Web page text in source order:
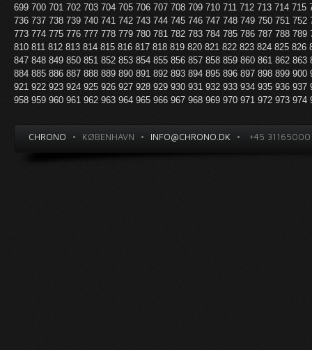
699 700 701 702 703 704 705 706 707 708 709 710 711 712 713 714 715
736 737 738 739 740 741 742 743 744 745 746 747 748 749 750 751 752
773 774 775 776 777 778 779 780 781 782 783 784 785 786 787 788 789
810 811 812 813 814 815 816 817 818 819 820 821 822 823 824 825 826
847 848 849 850 851 852 853 854 855 856 857 858 859 860 861 862 863
884 885 886 887 888 889 890 891 892 893 894 895 896 897 898 899 900
921 922 923 924 925 926 927 928 929 930 931 932 933 934 935 936 937
958 959 960 961 962 963 964 965 966 967 968 969 970 971 972 973 974
CHRONO • KØBENHAVN • INFO@CHRONO.DK • +45 31165000